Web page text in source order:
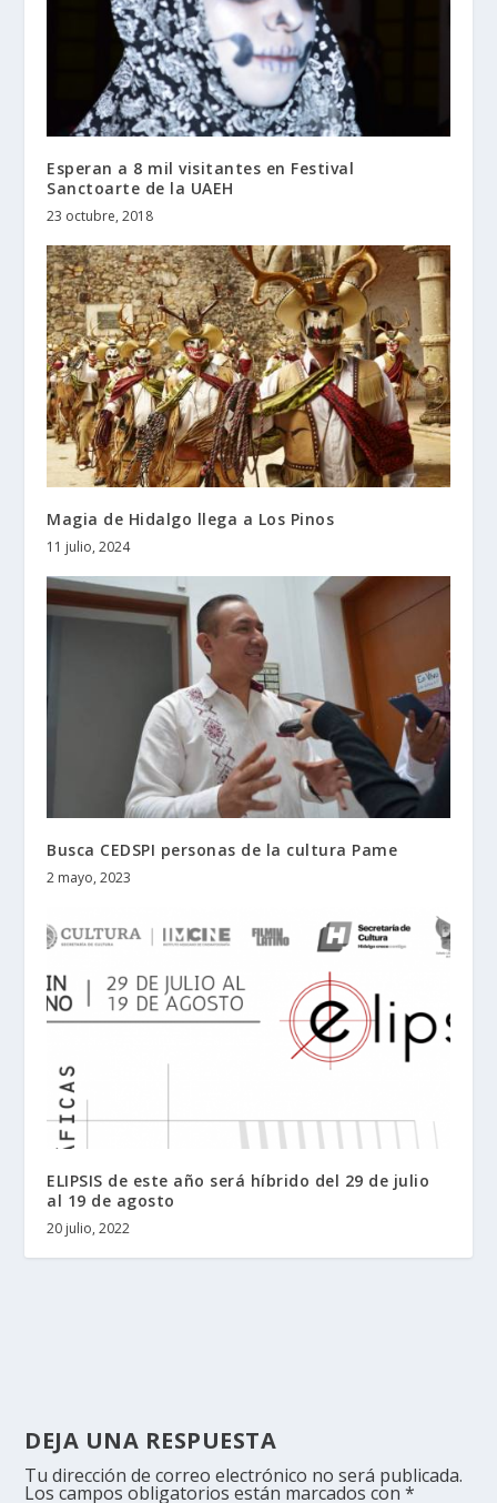
Esperan a 8 mil visitantes en Festival
Sanctoarte de la UAEH
23 octubre, 2018
Magia de Hidalgo llega a Los Pinos
11 julio, 2024
Busca CEDSPI personas de la cultura Pame
2 mayo, 2023
ELIPSIS de este año será híbrido del 29 de julio
al 19 de agosto
20 julio, 2022
DEJA UNA RESPUESTA
Tu dirección de correo electrónico no será publicada.
Los campos obligatorios están marcados con*